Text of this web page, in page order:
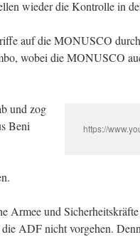
wieder die Kon­trolle in
auf die MONUSCO
wobei die MONUSCO
https://
und zog
Beni
Armee und
ADF nicht vor­gehen.